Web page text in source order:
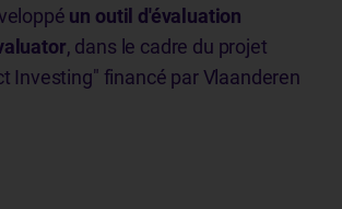
un outil d'évaluation
, dans le cadre du projet
Investing" financé par Vlaanderen